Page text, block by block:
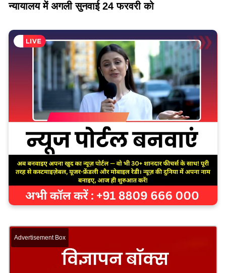
न्यायालय में अगली सुनवाई 24 फरवरी को
Advertisement Box